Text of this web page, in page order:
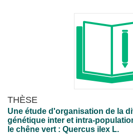
THÈSE
Une étude d'organisation de la
génétique inter et intra-
le chêne vert : Quercus ilex L.